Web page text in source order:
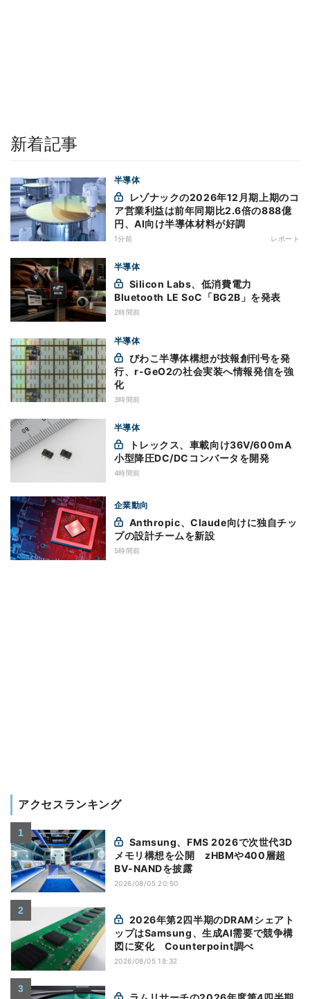
新着記事
半導体
ア営業利益は前年同期比2.6倍の888億
円、AI向け半導体材料が好調
1分前 レポート
半導体
Bluetooth LE SoC「BG2B」を発表
2時間前
半導体
行、r-GeO2の社会実装へ情報発信を強
化
3時間前
半導体
小型降圧DC/DCコンバータを開発
4時間前
企業動向
プの設計チームを新設
5時間前
アクセスランキング
メモリ構想を公開 zHBMや400層超
BV-NANDを披露
2026/08/05 20:50
ップはSamsung、生成AI需要で競争構
図に変化 Counterpoint調べ
2026/08/05 18:32